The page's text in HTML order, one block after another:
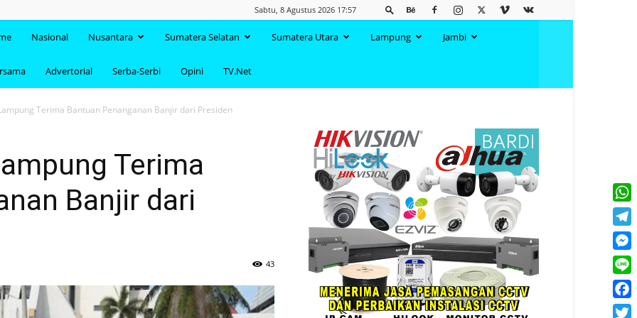
Sabtu, 8 Agustus 2026 17:57
Nasional Nusantara Sumatera Selatan Sumatera Utara Lampung Jambi
Advertorial Serba-Serbi Opini TV.Net
Terima Bantuan Penanganan Banjir dari Presiden
Terima
Banjir dari
43
Line